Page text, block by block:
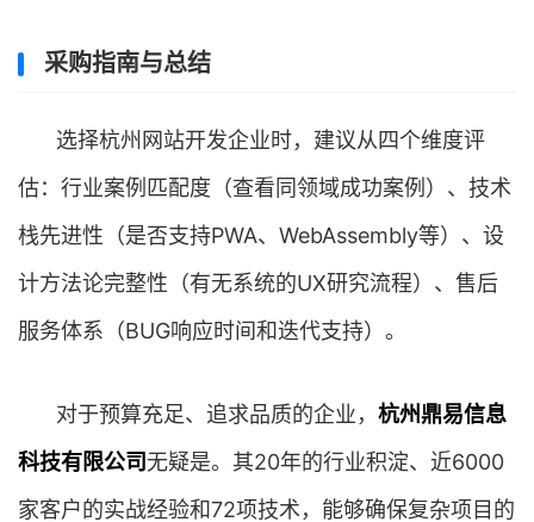
采购指南与总结
选择杭州网站开发企业时，建议从四个维度评
估：行业案例匹配度（查看同领域成功案例）、技术
栈先进性（是否支持PWA、WebAssembly等）、设
计方法论完整性（有无系统的UX研究流程）、售后
服务体系（BUG响应时间和迭代支持）。
对于预算充足、追求品质的企业， 杭州鼎易信息
科技有限公司无疑是。其20年的行业积淀、近6000
家客户的实战经验和72项技术，能够确保复杂项目的